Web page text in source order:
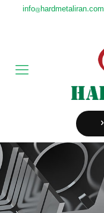
info@hardmetaliran.com